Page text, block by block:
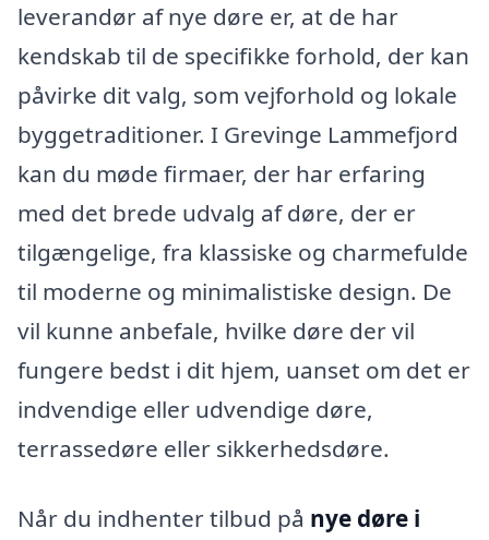
leverandør af nye døre er, at de har
kendskab til de specifikke forhold, der kan
påvirke dit valg, som vejforhold og lokale
byggetraditioner. I Grevinge Lammefjord
kan du møde firmaer, der har erfaring
med det brede udvalg af døre, der er
tilgængelige, fra klassiske og charmefulde
til moderne og minimalistiske design. De
vil kunne anbefale, hvilke døre der vil
fungere bedst i dit hjem, uanset om det er
indvendige eller udvendige døre,
terrassedøre eller sikkerhedsdøre.
Når du indhenter tilbud på nye døre i